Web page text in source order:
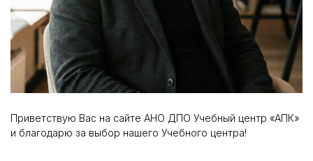
Приветствую Вас на сайте АНО ДПО Учебный центр «АПК»
и благодарю за выбор нашего Учебного центра!